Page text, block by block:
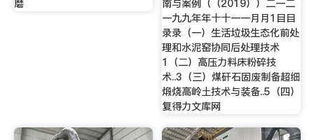
磨
南与案例（（2019））二一二
一九九年年十十一一月月1目目
录录（一）生活垃圾生态化前处
理和水泥窑协同后处理技术
1（二）高压力料床粉碎技
术..3（三）煤矸石固废制备超细
煅烧高岭土技术与装备..5（四）
复得力文库网